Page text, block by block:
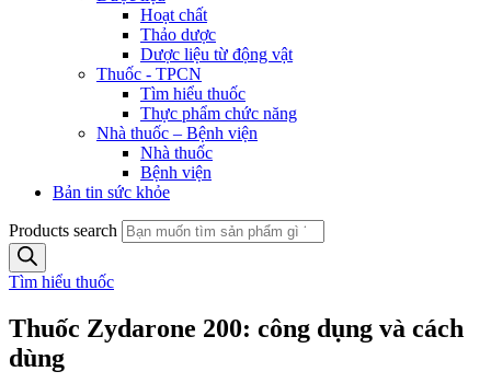
Hoạt chất
Thảo dược
Dược liệu từ động vật
Thuốc - TPCN
Tìm hiểu thuốc
Thực phẩm chức năng
Nhà thuốc – Bệnh viện
Nhà thuốc
Bệnh viện
Bản tin sức khỏe
Products search
Tìm hiểu thuốc
Thuốc Zydarone 200: công dụng và cách
dùng